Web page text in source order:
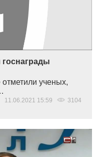
ученых,
11.06.2021 15:59 3104